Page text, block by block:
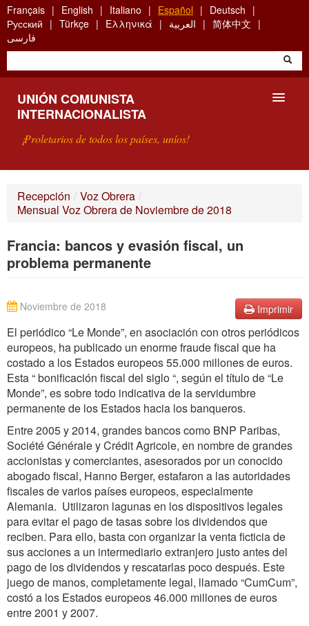
Skip
to
main
content
Français English Italiano Español
Deutsch
Русский
Türkçe Ελληνικά العربية
简体中文
فارسی
UNIÓN COMUNISTA
INTERNACIONALISTA
¡Proletarios de todos los países, uníos!
¿QUÉ ES LA UCI?
BÚSQUEDA
CONTACTARNOS
Recepción / Voz Obrera /
Mensual Voz Obrera de Noviembre de 2018
Francia: bancos y evasión fiscal, un
problema permanente
Imprimir
Noviembre de 2018
El periódico “Le Monde”, en asociación con otros periódicos
europeos, ha publicado un enorme fraude fiscal que ha
costado a los Estados europeos 55.000 millones de euros.
Esta “ bonificación fiscal del siglo “, según el título de “Le
Monde”, es sobre todo indicativa de la servidumbre
permanente de los Estados hacia los banqueros.
Entre 2005 y 2014, grandes bancos como BNP Paribas,
Société Générale y Crédit Agricole, en nombre de grandes
accionistas y comerciantes, asesorados por un conocido
abogado fiscal, Hanno Berger, estafaron a las autoridades
fiscales de varios países europeos, especialmente
Alemania. Utilizaron lagunas en los dispositivos legales
para evitar el pago de tasas sobre los dividendos que
reciben. Para ello, basta con organizar la venta ficticia de
sus acciones a un intermediario extranjero justo antes del
pago de los dividendos y rescatarlas poco después. Este
juego de manos, completamente legal, llamado “CumCum”,
costó a los Estados europeos 46.000 millones de euros
entre 2001 y 2007.